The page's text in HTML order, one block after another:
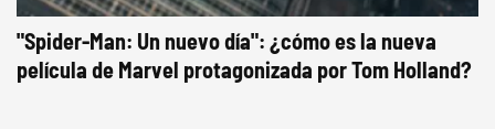
"Spider-Man: Un nuevo día": ¿cómo es la nueva
película de Marvel protagonizada por Tom Holland?